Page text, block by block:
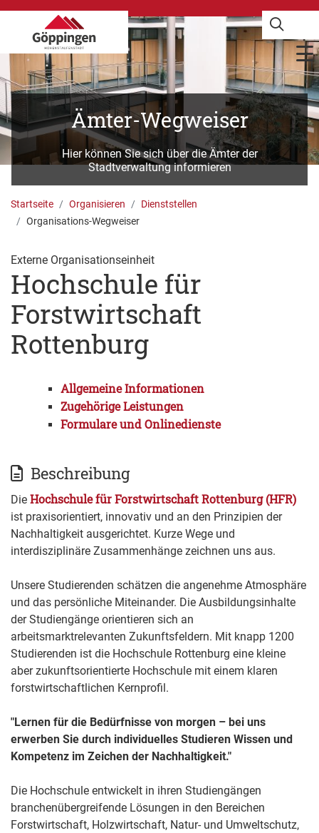
Ämter-Wegweiser
Hier können Sie sich über die Ämter der
Stadtverwaltung informieren
Startseite Organisieren
Dienststellen
Organisations-Wegweiser
Externe Organisationseinheit
Hochschule für
Forstwirtschaft
Rottenburg
Allgemeine Informationen
Zugehörige Leistungen
Formulare und Onlinedienste
Beschreibung
Die Hochschule für Forstwirtschaft Rottenburg (HFR)
ist praxisorientiert, innovativ und an den Prinzipien der
Nachhaltigkeit ausgerichtet. Kurze Wege und
interdisziplinäre Zusammenhänge zeichnen uns aus.
Unsere Studierenden schätzen die angenehme Atmosphäre
und das persönliche Miteinander. Die Ausbildungsinhalte
der Studiengänge orientieren sich an
arbeitsmarktrelevanten Zukunftsfeldern. Mit knapp 1200
Studierenden ist die Hochschule Rottenburg eine kleine
aber zukunftsorientierte Hochschule mit einem klaren
forstwirtschaftlichen Kernprofil.
"Lernen für die Bedürfnisse von morgen – bei uns
erwerben Sie durch individuelles Studieren Wissen und
Kompetenz im Zeichen der Nachhaltigkeit."
Die Hochschule entwickelt in ihren Studiengängen
branchenübergreifende Lösungen in den Bereichen
Forstwirtschaft, Holzwirtschaft, Natur- und Umweltschutz,